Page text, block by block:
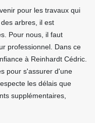
pour les travaux qui
arbres, il est
Pour nous, il faut
professionnel. Dans ce
à Reinhardt Cédric.
pour s'assurer d'une
les délais que
supplémentaires,